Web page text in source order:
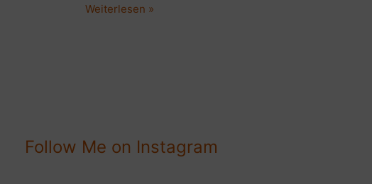
ZIMTKUCHEN
Weiterlesen »
Follow Me on Instagram